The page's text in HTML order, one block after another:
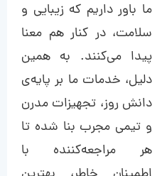
ما باور داریم که زیبایی و
سلامت، در کنار هم معنا
پیدا می‌کنند. به همین
دلیل، خدمات ما بر پایه‌ی
دانش روز، تجهیزات مدرن
و تیمی مجرب بنا شده تا
هر مراجعه‌کننده با